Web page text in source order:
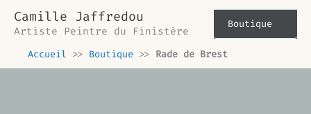
contenu
Camille Jaffredou
Artiste Peintre du Finistère
Boutique
Accueil >> Boutique >> Rade de Brest
du
plus
récent
plus
ancien